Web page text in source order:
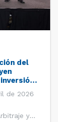
del
de 2026
y